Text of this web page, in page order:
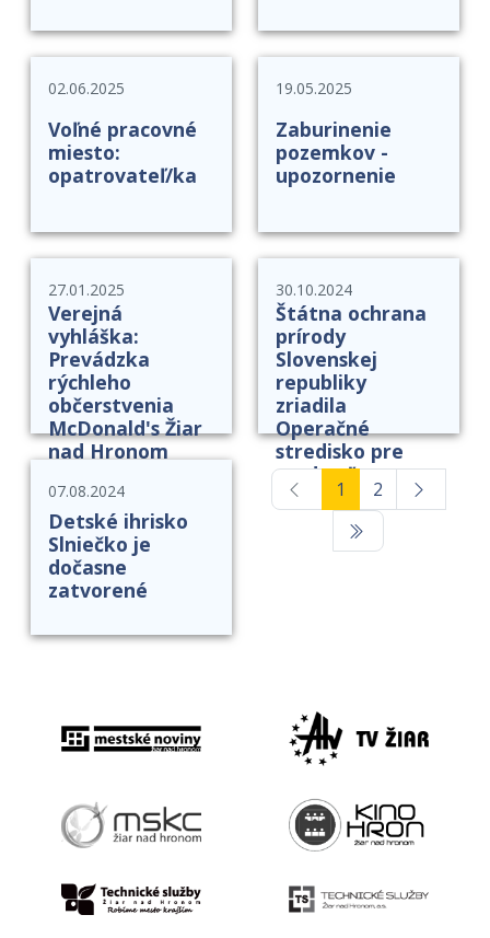
02.06.2025
Voľné pracovné
miesto:
opatrovateľ/ka
19.05.2025
Zaburinenie
pozemkov -
upozornenie
27.01.2025
Verejná
vyhláška:
Prevádzka
rýchleho
občerstvenia
McDonald's Žiar
nad Hronom
30.10.2024
Štátna ochrana
prírody
Slovenskej
republiky
zriadila
Operačné
stredisko pre
medveďa
hnedého
07.08.2024
Detské ihrisko
Slniečko je
dočasne
zatvorené
Previous
1 (current)
2